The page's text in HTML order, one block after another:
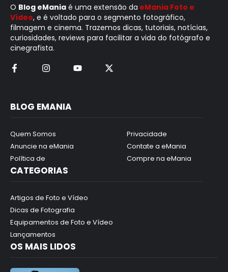
O Blog eMania é uma extensão da eMania Foto e
Vídeo, e é voltado para o segmento fotográfico,
filmagem e cinema. Trazemos dicas, tutoriais, notícias,
curiosidades, reviews para facilitar a vida do fotógrafo e
cinegrafista.
BLOG EMANIA
Quem Somos
Anuncie na eMania
Política de
Privacidade
Contate a eMania
Compre na eMania
CATEGORIAS
Artigos de Foto e Vídeo
Dicas de Fotografia
Equipamentos de Foto e Vídeo
Lançamentos
OS MAIS LIDOS